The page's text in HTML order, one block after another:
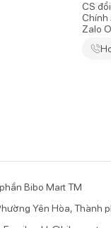
làm từ chất liệu len
gây cộm ngứa, đặc
lại phù hợp với kích
CS
Chính
Zalo
Bibo Mart TM
Yên Hòa, Thành